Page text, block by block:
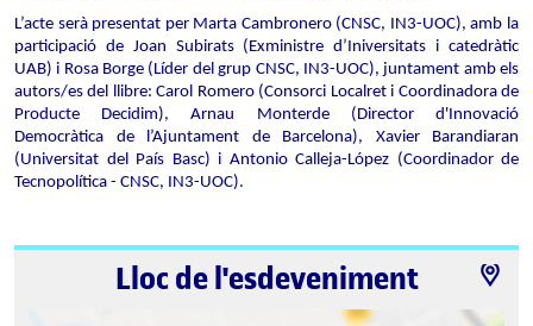
L’acte serà presentat per Marta Cambronero (CNSC, IN3-UOC), amb la
participació de Joan Subirats (Exministre d’Iniversitats i catedràtic
UAB) i Rosa Borge (Líder del grup CNSC, IN3-UOC), juntament amb els
autors/es del llibre: Carol Romero (Consorci Localret i Coordinadora de
Producte Decidim), Arnau Monterde (Director d'Innovació
Democràtica de l’Ajuntament de Barcelona), Xavier Barandiaran
(Universitat del País Basc) i Antonio Calleja-López (Coordinador de
Tecnopolítica - CNSC, IN3-UOC).
Lloc de l'esdeveniment